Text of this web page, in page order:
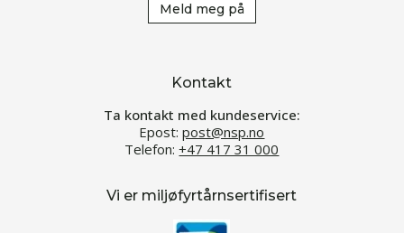
Meld meg på
Kontakt
Ta kontakt med kundeservice:
Epost:post@nsp.no
Telefon:+47 417 31 000
Vi er miljøfyrtårnsertifisert